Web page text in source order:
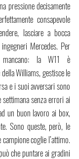
pressione decisamente
consapevole
lasciare a bocca
Mercedes. Per
la W11 è
Williams, gestisce le
e i suoi avversari sono
senza errori ai
un buon lavoro ai box,
Sono queste, però, le
coglie l’attimo.
che puntare ai gradini